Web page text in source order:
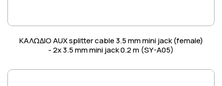
ΚΑΛΩΔΙΟ AUX splitter cable 3.5 mm mini jack (female)
- 2x 3.5 mm mini jack 0.2 m (SY-A05)